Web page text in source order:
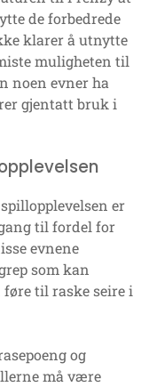
de forbedrede
klarer å utnytte
muligheten til
noen evner ha
gjentatt bruk i
er
til fordel for
evnene
som kan
til raske seire i
og
må være